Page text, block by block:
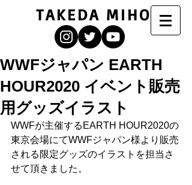
TAKEDA MIHO
WWFジャパン EARTH
HOUR2020 イベント販売
用グッズイラスト
WWFが主催するEARTH HOUR2020の
東京会場にてWWFジャパン様より販売
される限定グッズのイラストを担当さ
せて頂きました。